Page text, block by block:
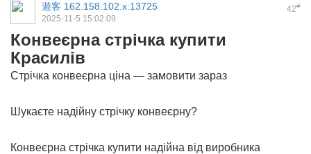
42#
遊客 162.158.102.x:13725
2025-11-5 15:02:09
Конвеєрна стрічка купити
Красилів
Стрічка конвеєрна ціна — замовити зараз
Шукаєте надійну стрічку конвеєрну?
Конвеєрна стрічка купити надійна від виробника